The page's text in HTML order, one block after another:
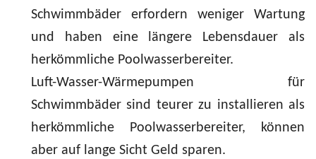
Schwimmbäder erfordern weniger Wartung
und haben eine längere Lebensdauer als
herkömmliche Poolwasserbereiter.
Luft-Wasser-Wärmepumpen für
Schwimmbäder sind teurer zu installieren als
herkömmliche Poolwasserbereiter, können
aber auf lange Sicht Geld sparen.